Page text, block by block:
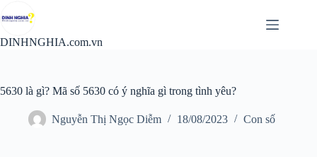
đến
nội
DINHNGHIA.com.vn
5630 là gì? Mã số 5630 có ý nghĩa gì trong tình yêu?
Nguyễn Thị Ngọc Diễm 18/08/2023 Con số